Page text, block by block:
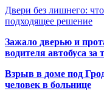
Двери без лишнего:
подходящее решение
Зажало дверью и
водителя автобуса
Взрыв в доме под
человек в больнице